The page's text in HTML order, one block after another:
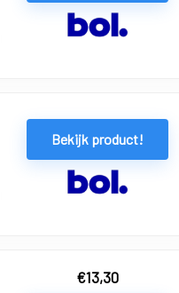
Bekijk product!
€13,30